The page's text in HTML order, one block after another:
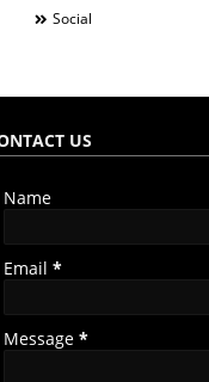
Social
US
Name
Email *
Message *